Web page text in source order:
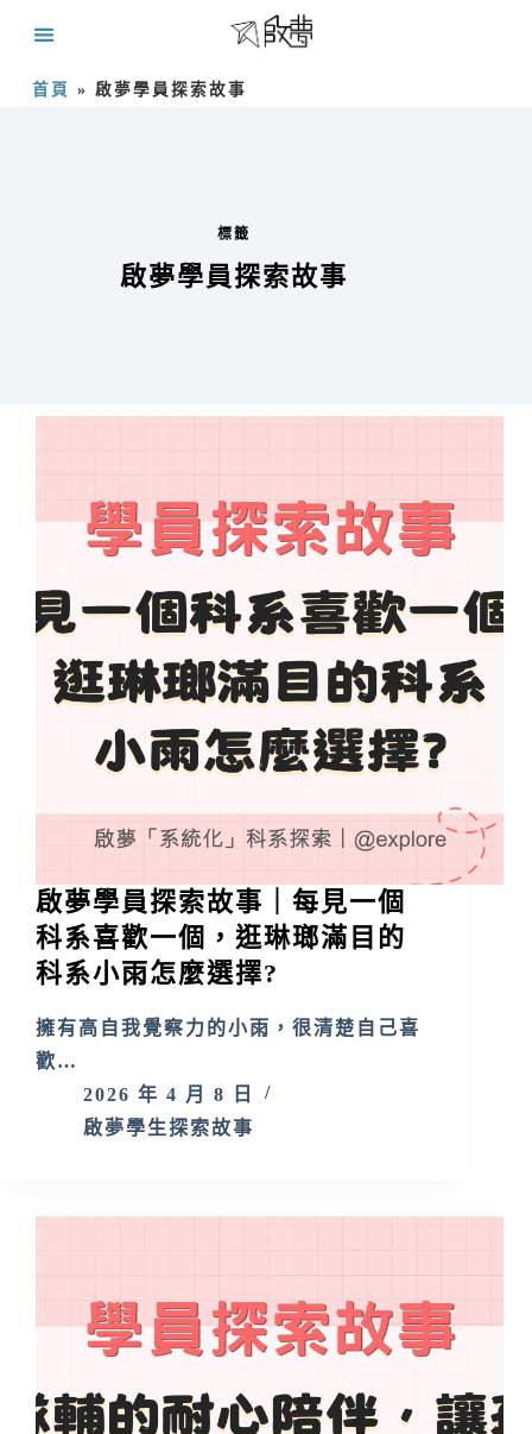
首頁 » 啟夢學員探索故事
標籤
啟夢學員探索故事
啟夢學員探索故事｜每見一個
科系喜歡一個，逛琳瑯滿目的
科系小雨怎麼選擇?
擁有高自我覺察力的小雨，很清楚自己喜
歡…
2026 年 4 月 8 日
啟夢學生探索故事